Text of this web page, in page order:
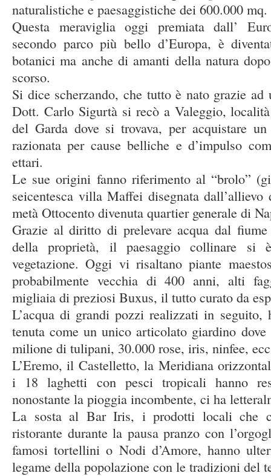
naturalistiche e paesaggistiche dei 600.000
Questa meraviglia oggi premiata dall’
secondo parco più bello d’Europa, è
botanici ma anche di amanti della natura
scorso.
Si dice scherzando, che tutto è nato grazie
Dott. Carlo Sigurtà si recò a Valeggio,
del Garda dove si trovava, per acquistare
razionata per cause belliche e d’impulso
ettari.
Le sue origini fanno riferimento al “brolo”
seicentesca villa Maffei disegnata
metà Ottocento divenuta quartier generale di
Grazie al diritto di prelevare acqua dal
della proprietà, il paesaggio collinare si
vegetazione. Oggi vi risaltano piante
probabilmente vecchia di 400 anni, alti
migliaia di preziosi Buxus, il tutto curato da
L’acqua di grandi pozzi realizzati in seguito,
tenuta come un unico articolato giardino
milione di tulipani, 30.000 rose, iris, ninfee,
L’Eremo, il Castelletto, la Meridiana
i 18 laghetti con pesci tropicali hanno
nonostante la pioggia incombente, ci ha
La sosta al Bar Iris, i prodotti locali che
ristorante durante la pausa pranzo con
famosi tortellini o Nodi d’Amore, hanno
legame della popolazione con le tradizioni del